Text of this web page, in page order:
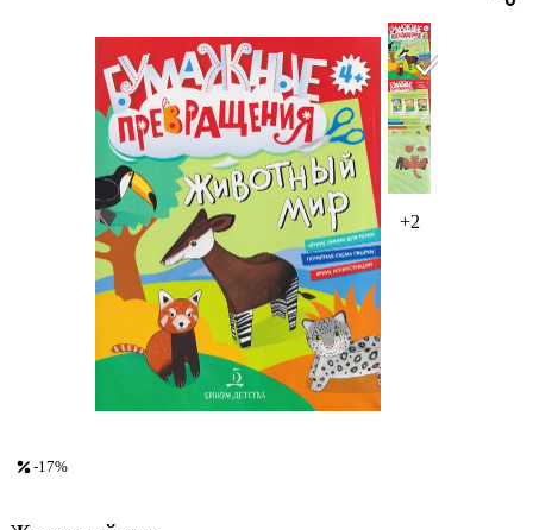
+2
-17%